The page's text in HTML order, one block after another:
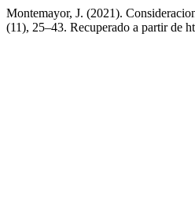
Montemayor, J. (2021).
(11), 25–43. Recuperado a partir de